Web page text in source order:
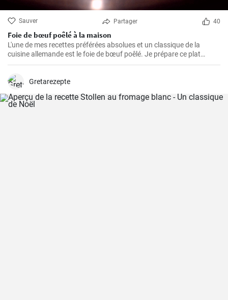
Sauver Partager 40
Foie de bœuf poêlé à la maison
L'une de mes recettes préférées absolues et un classique de la
cuisine allemande est le foie de bœuf poêlé. Je prépare ce plat
depuis des années dans ma propre cuisine et j'ai fait de petits
heureux de le partager ici avec vous.
Gretarezepte